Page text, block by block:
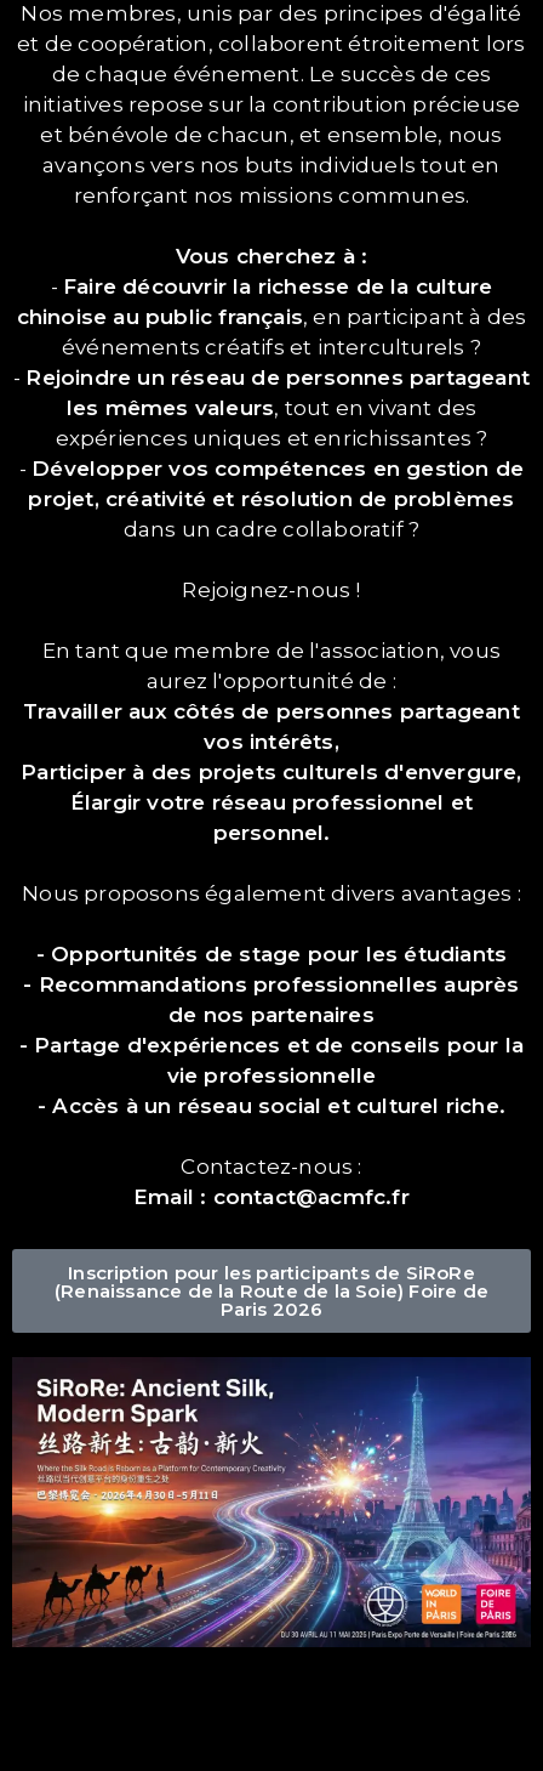
Nos membres, unis par des principes d'égalité
et de coopération, collaborent étroitement lors
de chaque événement. Le succès de ces
initiatives repose sur la contribution précieuse
et bénévole de chacun, et ensemble, nous
avançons vers nos buts individuels tout en
renforçant nos missions communes.
Vous cherchez à :
- Faire découvrir la richesse de la culture
chinoise au public français, en participant à des
événements créatifs et interculturels ?
- Rejoindre un réseau de personnes partageant
les mêmes valeurs, tout en vivant des
expériences uniques et enrichissantes ?
- Développer vos compétences en gestion de
projet, créativité et résolution de problèmes
dans un cadre collaboratif ?
Rejoignez-nous !
En tant que membre de l'association, vous
aurez l'opportunité de :
Travailler aux côtés de personnes partageant
vos intérêts,
Participer à des projets culturels d'envergure,
Élargir votre réseau professionnel et
personnel.
Nous proposons également divers avantages :
- Opportunités de stage pour les étudiants
- Recommandations professionnelles auprès
de nos partenaires
- Partage d'expériences et de conseils pour la
vie professionnelle
- Accès à un réseau social et culturel riche.
Contactez-nous :
Email : contact@acmfc.fr
Inscription pour les participants de SiRoRe
(Renaissance de la Route de la Soie) Foire de
Paris 2026